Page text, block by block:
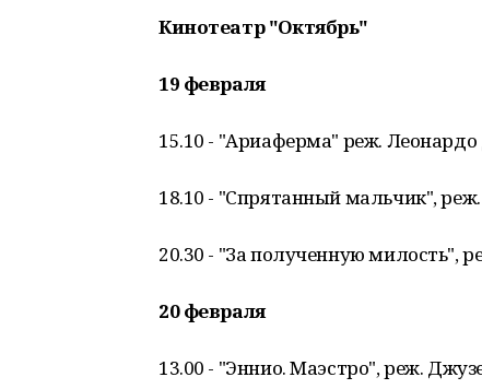
Кинотеатр "Октябрь"
19 февраля
15.10 - "Ариаферма" реж.
18.10 - "Спрятанный мальчик",
20.30 - "За полученную милость",
20 февраля
13.00 - "Эннио. Маэстро", реж.